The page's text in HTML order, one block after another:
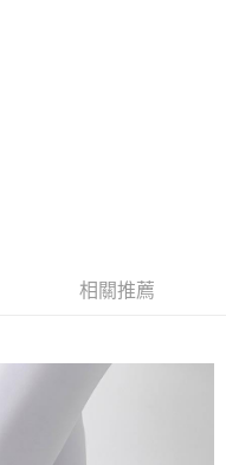
相關推薦